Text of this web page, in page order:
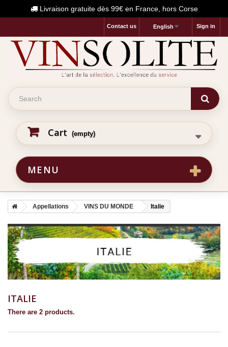
Livraison gratuite dès 99€ en France, hors Corse
Sign in
English
Contact us
Cart (empty)
MENU
Appellations VINS DU MONDE Italie
ITALIE
There are 2 products.